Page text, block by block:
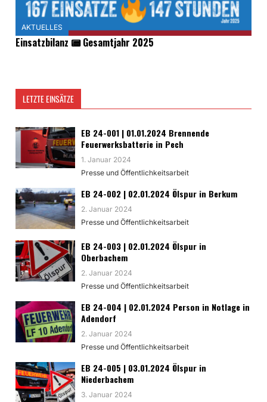
AKTUELLES
Einsatzbilanz 📟 Gesamtjahr 2025
LETZTE EINSÄTZE
EB 24-001 | 01.01.2024 Brennende
Feuerwerksbatterie in Pech
1. Januar 2024
Presse und Öffentlichkeitsarbeit
EB 24-002 | 02.01.2024 Ölspur in Berkum
2. Januar 2024
Presse und Öffentlichkeitsarbeit
EB 24-003 | 02.01.2024 Ölspur in
Oberbachem
2. Januar 2024
Presse und Öffentlichkeitsarbeit
EB 24-004 | 02.01.2024 Person in Notlage in
Adendorf
2. Januar 2024
Presse und Öffentlichkeitsarbeit
EB 24-005 | 03.01.2024 Ölspur in
Niederbachem
3. Januar 2024